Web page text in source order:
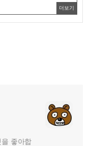
더보기
좋아합